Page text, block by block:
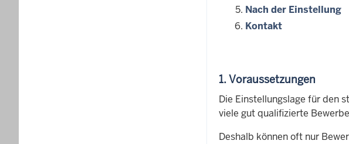
Nach der Einstellung
Kontakt
1. Voraussetzungen
Die Einstellungslage für den
viele gut qualifizierte
Deshalb können oft nur